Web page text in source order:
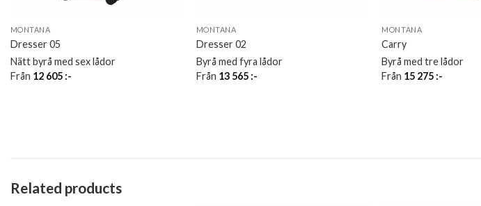
MONTANA
Dresser 05
Nätt byrå med sex lådor
Från 12 605 :-
MONTANA
Dresser 02
Byrå med fyra lådor
Från 13 565 :-
MONTANA
Carry
Byrå med tre lådor
Från 15 275 :-
Related products